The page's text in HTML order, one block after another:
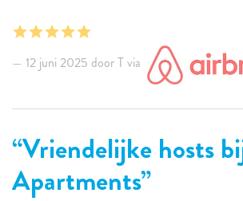
12 juni 2025 door T via
Vriendelijke hosts
Apartments